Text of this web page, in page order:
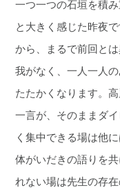
一つ一つの石垣を積
と大きく感じた昨夜
から、まるで前回と
我がなく、一人一人
たたかくなります。
一言が、そのままダ
く集中できる場は他
体がいだきの語りを
れない場は先生の存